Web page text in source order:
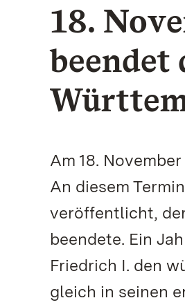
18.
beendet
Am 18.
An diesem
veröffentlicht,
beendete. Ein
Friedrich I. den
gleich in seinen